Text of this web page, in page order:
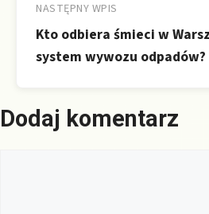
NASTĘPNY WPIS
Kto odbiera śmieci w
system wywozu odpadów?
Dodaj komentarz